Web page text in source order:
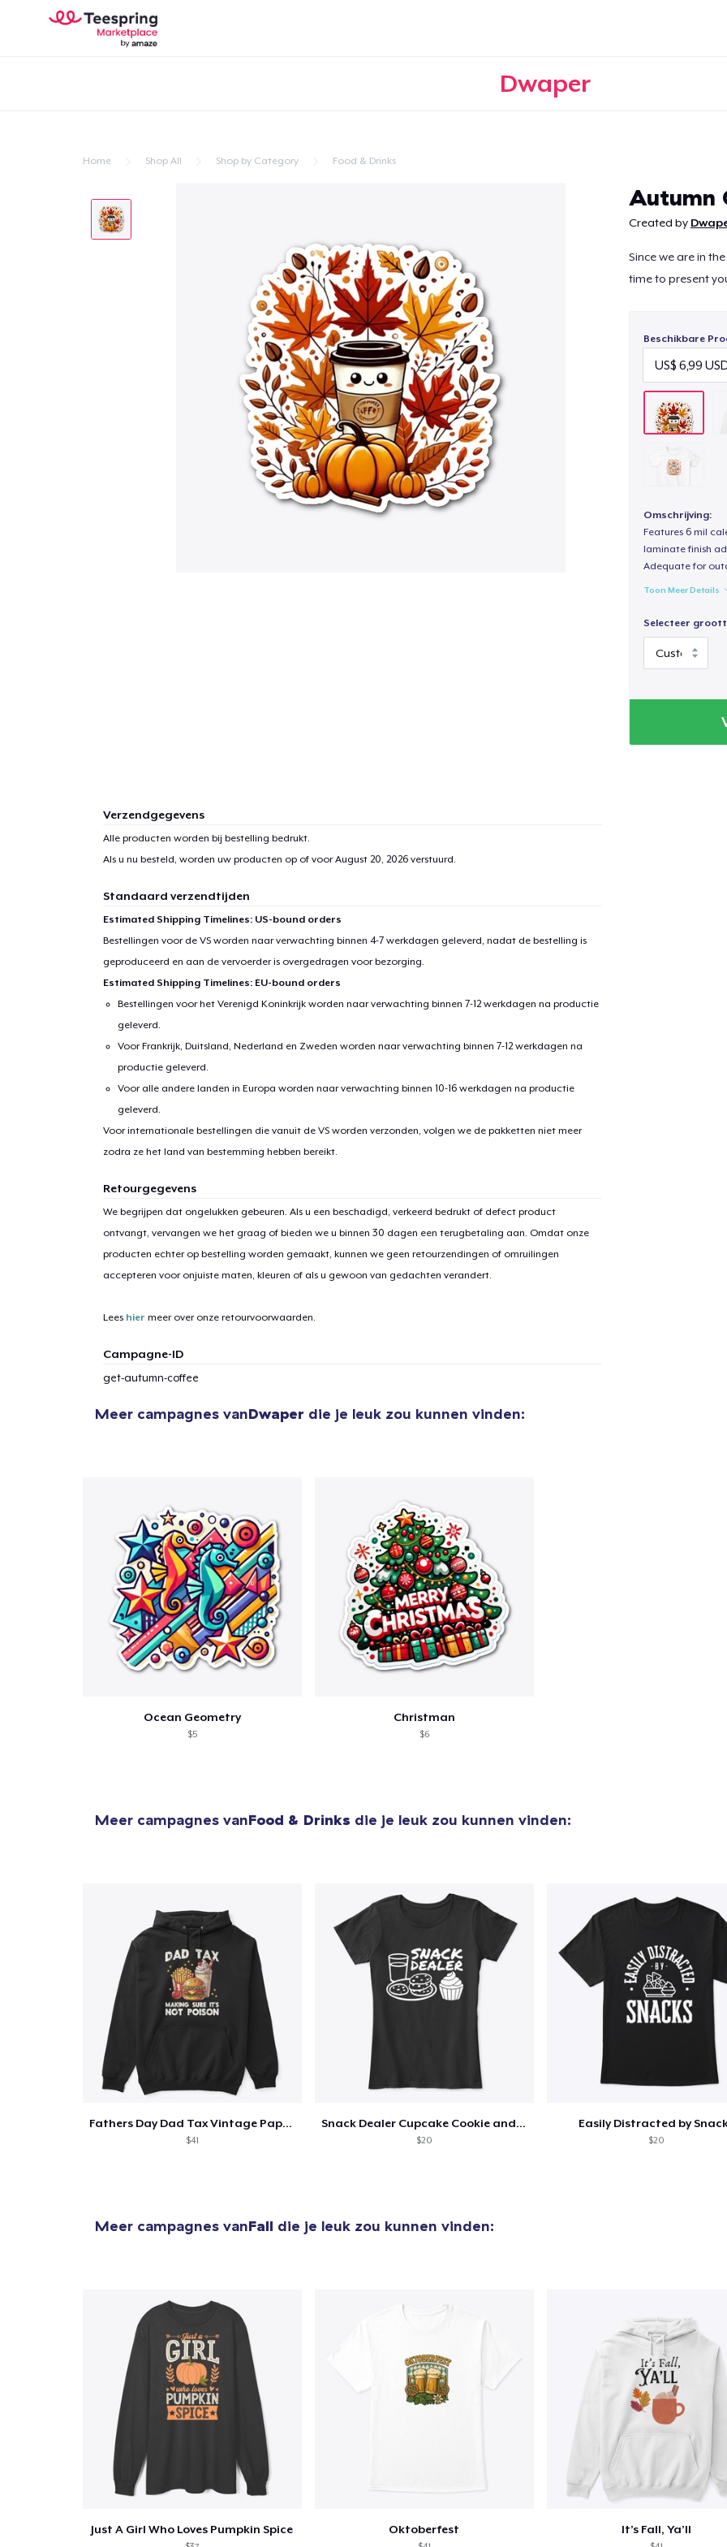
Dwaper
Home Shop All Shop by Category Food & Drinks
Autumn
Created by
Since we are in
time to present
Beschikbare
Omschrijving:
Features 6 mil
laminate finish
Adequate for
Toon Meer Details
Selecteer
Verzendgegevens
Alle producten worden bij bestelling bedrukt.
Als u nu besteld, worden uw producten op of voorAugust 20, 2026verstuurd.
Standaard verzendtijden
Estimated Shipping Timelines: US-bound orders
Bestellingen voor de VS worden naar verwachting binnen 4-7 werkdagen geleverd, nadat de bestelling is
geproduceerd en aan de vervoerder is overgedragen voor bezorging.
Estimated Shipping Timelines: EU-bound orders
Bestellingen voor het Verenigd Koninkrijk worden naar verwachting binnen 7-12 werkdagen na productie
geleverd.
Voor Frankrijk, Duitsland, Nederland en Zweden worden naar verwachting binnen 7-12 werkdagen na
productie geleverd.
Voor alle andere landen in Europa worden naar verwachting binnen 10-16 werkdagen na productie
geleverd.
Voor internationale bestellingen die vanuit de VS worden verzonden, volgen we de pakketten niet meer
zodra ze het land van bestemming hebben bereikt.
Retourgegevens
We begrijpen dat ongelukken gebeuren. Als u een beschadigd, verkeerd bedrukt of defect product
ontvangt, vervangen we het graag of bieden we u binnen 30 dagen een terugbetaling aan. Omdat onze
producten echter op bestelling worden gemaakt, kunnen we geen retourzendingen of omruilingen
accepteren voor onjuiste maten, kleuren of als u gewoon van gedachten verandert.
Lees hier meer over onze retourvoorwaarden.
Campagne-ID
get-autumn-coffee
Meer campagnes vanDwaper die je leuk zou kunnen vinden:
Ocean Geometry
$5
Christman
$6
Meer campagnes vanFood & Drinks die je leuk zou kunnen vinden:
Fathers Day Dad Tax Vintage Papa T-Shirt
$41
Snack Dealer Cupcake Cookie and Milk
$20
Easily Distracted by
$20
Meer campagnes vanFall die je leuk zou kunnen vinden:
Just A Girl Who Loves Pumpkin Spice Oktoberfest It’s Fall, Ya’ll
1item aan winkelwagen toegevoegd
Ga door naar de Kassa
Die Cut Sticker
US$ 6,99
Unisex Classic Pullover Hoodie
US$ 40,99
US$ 23,99